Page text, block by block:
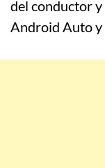
del conductor
Android Auto y